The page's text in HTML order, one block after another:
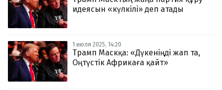
идеясын «күлкілі» деп атады
1 июля 2025, 14:20
Трамп Маскқа: «Дүкеніңді жап та,
Оңтүстік Африкаға қайт»